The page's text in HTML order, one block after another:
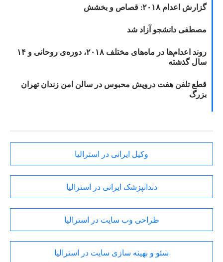
گزارش اعدام ۲۰۱۸: قصاص و بخشش
مصطفی دانشجو آزاد شد
روند اعدام‌ها در ماه‌های مختلف ۲۰۱۸، دوره‌ی روحانی و ۱۴
سال گذشته
قطع تلفن هفت درویش محبوس در سالن امن زندان تهران
بزرگ
وکیل ایرانی در استرالیا
دندانپزشک ایرانی در استرالیا
طراحی وب سایت در استرالیا
سئو و بهینه سازی سایت در استرالیا